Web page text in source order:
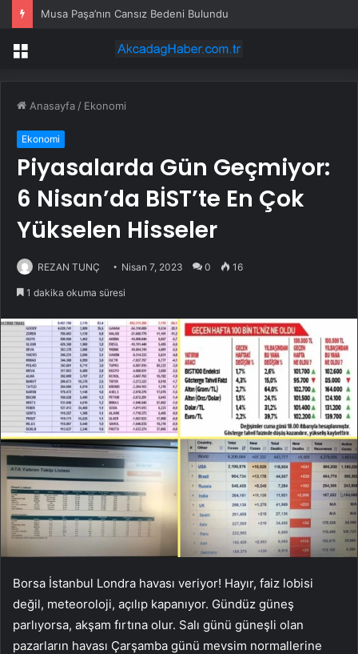
Musa Paşa’nın Cansız Bedeni Bulundu
Menü
Anasayfa / Ekonomi
Ekonomi
Piyasalarda Gün Geçmiyor:
6 Nisan’da BİST’te En Çok
Yükselen Hisseler
REZAN TUNÇ Nisan 7, 2023 0 16
1 dakika okuma süresi
Borsa İstanbul Londra havası veriyor! Hayır, faiz lobisi
değil, meteoroloji, açılıp kapanıyor. Gündüz güneş
parlıyorsa, akşam fırtına olur. Salı günü güneşli olan
pazarların havası Çarşamba günü mevsim normallerine